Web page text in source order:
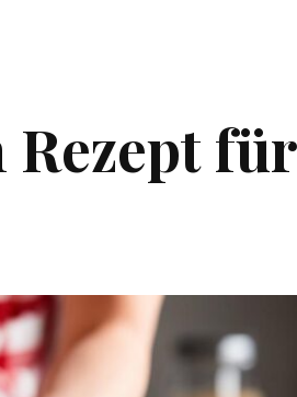
Rezept für